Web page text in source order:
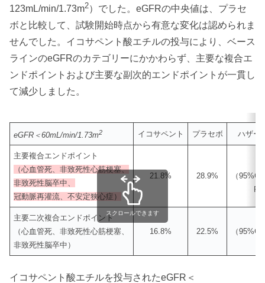
123mL/min/1.73m2）でした。eGFRの中央値は、プラセ
ボと比較して、試験開始時点から有意な変化は認められま
せんでした。イコサペント酸エチルの投与により、ベース
ラインのeGFRのカテゴリーにかかわらず、主要な複合エ
ンドポイントおよび主要な副次的エンドポイントが一貫し
て減少しました。
eGFR＜60mL/min/1.73m2 イコサペント プラセボ ハザー
主要複合エンドポイント
（心血管死、非致死性心筋梗塞、
非致死性脳卒中、
冠動脈再灌流、不安定狭心症）
21.8% 28.9%
（95%CI
主要二次複合エンドポイント
（心血管死、非致死性心筋梗塞、
非致死性脳卒中）
16.8% 22.5%
（95%CI
スクロールできます
イコサペント酸エチルを投与されたeGFR＜